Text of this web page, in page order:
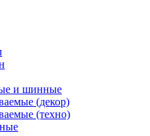
и шинные
(декор)
(техно)